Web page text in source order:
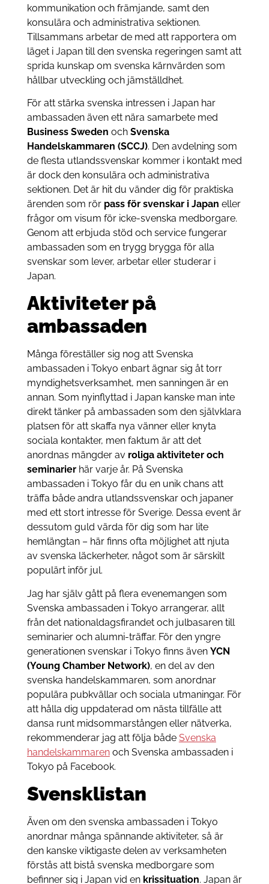
kommunikation och främjande, samt den
konsulära och administrativa sektionen.
Tillsammans arbetar de med att rapportera om
läget i Japan till den svenska regeringen samt att
sprida kunskap om svenska kärnvärden som
hållbar utveckling och jämställdhet.
För att stärka svenska intressen i Japan har
ambassaden även ett nära samarbete med
Business Sweden och Svenska
Handelskammaren (SCCJ). Den avdelning som
de flesta utlandssvenskar kommer i kontakt med
är dock den konsulära och administrativa
sektionen. Det är hit du vänder dig för praktiska
ärenden som rör pass för svenskar i Japan eller
frågor om visum för icke-svenska medborgare.
Genom att erbjuda stöd och service fungerar
ambassaden som en trygg brygga för alla
svenskar som lever, arbetar eller studerar i
Japan.
Aktiviteter på
ambassaden
Många föreställer sig nog att Svenska
ambassaden i Tokyo enbart ägnar sig åt torr
myndighetsverksamhet, men sanningen är en
annan. Som nyinflyttad i Japan kanske man inte
direkt tänker på ambassaden som den självklara
platsen för att skaffa nya vänner eller knyta
sociala kontakter, men faktum är att det
anordnas mängder av roliga aktiviteter och
seminarierhär varje år. På Svenska
ambassaden i Tokyo får du en unik chans att
träffa både andra utlandssvenskar och japaner
med ett stort intresse för Sverige. Dessa event är
dessutom guld värda för dig som har lite
hemlängtan – här finns ofta möjlighet att njuta
av svenska läckerheter, något som är särskilt
populärt inför jul.
Jag har själv gått på flera evenemangen som
Svenska ambassaden i Tokyo arrangerar, allt
från det nationaldagsfirandet och julbasaren till
seminarier och alumni-träffar. För den yngre
generationen svenskar i Tokyo finns även YCN
(Young Chamber Network), en del av den
svenska handelskammaren, som anordnar
populära pubkvällar och sociala utmaningar. För
att hålla dig uppdaterad om nästa tillfälle att
dansa runt midsommarstången eller nätverka,
rekommenderar jag att följa både Svenska
handelskammarenoch Svenska ambassaden i
Tokyo på Facebook.
Svensklistan
Även om den svenska ambassaden i Tokyo
anordnar många spännande aktiviteter, så är
den kanske viktigaste delen av verksamheten
förstås att bistå svenska medborgare som
befinner sig i Japan vid en krissituation. Japan är